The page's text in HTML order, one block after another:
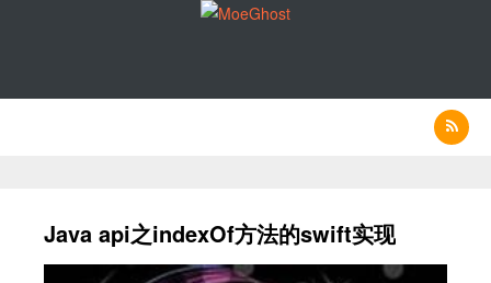
Java api之indexOf方法的swift实现